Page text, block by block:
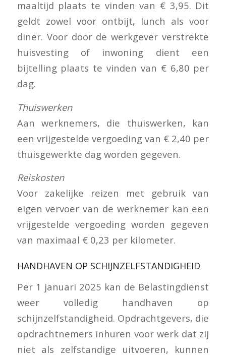
maaltijd plaats te vinden van € 3,95. Dit
geldt zowel voor ontbijt, lunch als voor
diner. Voor door de werkgever verstrekte
huisvesting of inwoning dient een
bijtelling plaats te vinden van € 6,80 per
dag.
Thuiswerken
Aan werknemers, die thuiswerken, kan
een vrijgestelde vergoeding van € 2,40 per
thuisgewerkte dag worden gegeven.
Reiskosten
Voor zakelijke reizen met gebruik van
eigen vervoer van de werknemer kan een
vrijgestelde vergoeding worden gegeven
van maximaal € 0,23 per kilometer.
HANDHAVEN OP SCHIJNZELFSTANDIGHEID
Per 1 januari 2025 kan de Belastingdienst
weer volledig handhaven op
schijnzelfstandigheid. Opdrachtgevers, die
opdrachtnemers inhuren voor werk dat zij
niet als zelfstandige uitvoeren, kunnen